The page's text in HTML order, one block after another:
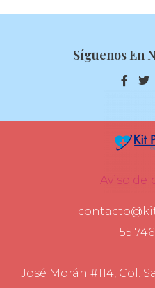
Síguenos En
Aviso de
55
José Morán #114, Col.